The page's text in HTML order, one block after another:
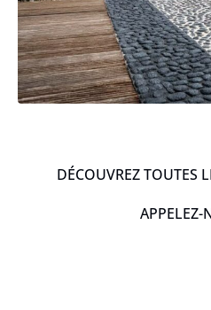
DÉCOUVREZ TOUTES
APPELEZ-